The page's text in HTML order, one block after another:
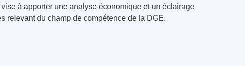
à apporter une analyse économique et un éclairage
relevant du champ de compétence de la DGE.